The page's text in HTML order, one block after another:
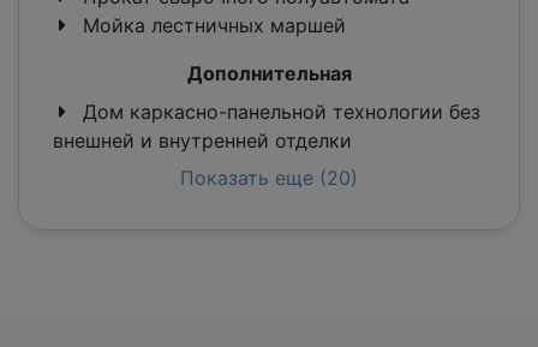
Мойка лестничных маршей
Дополнительная
Дом каркасно-панельной технологии без
внешней и внутренней отделки
Показать еще (20)